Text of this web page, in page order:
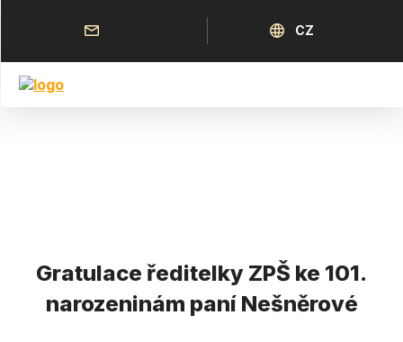
obsahu
Horní
menu
Jazyk
CZ
Gratulace ředitelky ZPŠ ke 101.
narozeninám paní Nešněrové